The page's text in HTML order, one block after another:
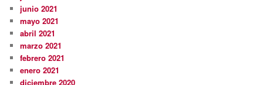
junio 2021
mayo 2021
abril 2021
marzo 2021
febrero 2021
enero 2021
diciembre 2020